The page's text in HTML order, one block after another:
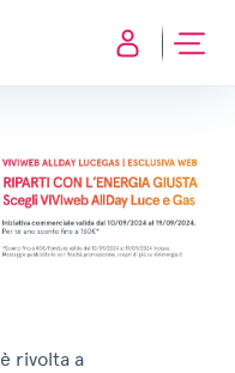
è rivolta a